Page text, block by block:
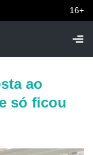
16+
ao
só ficou